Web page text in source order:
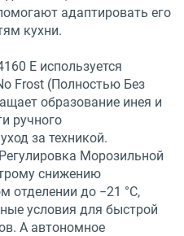
адаптировать его
кухни.
E используется
Frost (Полностью Без
образование инея и
ручного
за техникой.
Морозильной
снижению
отделении до −21 °С,
условия для быстрой
А автономное